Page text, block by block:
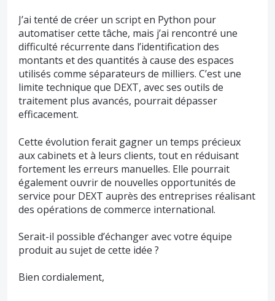
J’ai tenté de créer un script en Python pour
automatiser cette tâche, mais j’ai rencontré une
difficulté récurrente dans l’identification des
montants et des quantités à cause des espaces
utilisés comme séparateurs de milliers. C’est une
limite technique que DEXT, avec ses outils de
traitement plus avancés, pourrait dépasser
efficacement.
Cette évolution ferait gagner un temps précieux
aux cabinets et à leurs clients, tout en réduisant
fortement les erreurs manuelles. Elle pourrait
également ouvrir de nouvelles opportunités de
service pour DEXT auprès des entreprises réalisant
des opérations de commerce international.
Serait-il possible d’échanger avec votre équipe
produit au sujet de cette idée ?
Bien cordialement,